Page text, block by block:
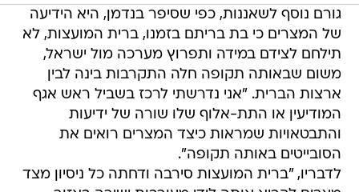
גורם נוסף לשאננות, כפי שסיפר בנדמן, היא הידיעה
של המצרים כי בת בריתם בזמנו, ברית המועצות, לא
תילחם לצידם במידה ותפרוץ מערכה מול ישראל,
משום שבאותה תקופה חלה התקרבות בינה לבין
ארצות הברית. "אני נדרשתי לרכז בשביל ראש אגף
המודיעין או התת-אלוף שלו שורה של ידיעות
והתבטאויות שמראות כיצד המצרים רואים את
הסובייטים באותה תקופה".
לדבריו, "ברית המועצות סירבה ודחתה כל ניסיון מצד